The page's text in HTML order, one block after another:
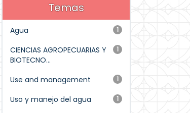
Temas
1
Agua
1
CIENCIAS AGROPECUARIAS Y
BIOTECNO...
1
Use and management
1
Uso y manejo del agua